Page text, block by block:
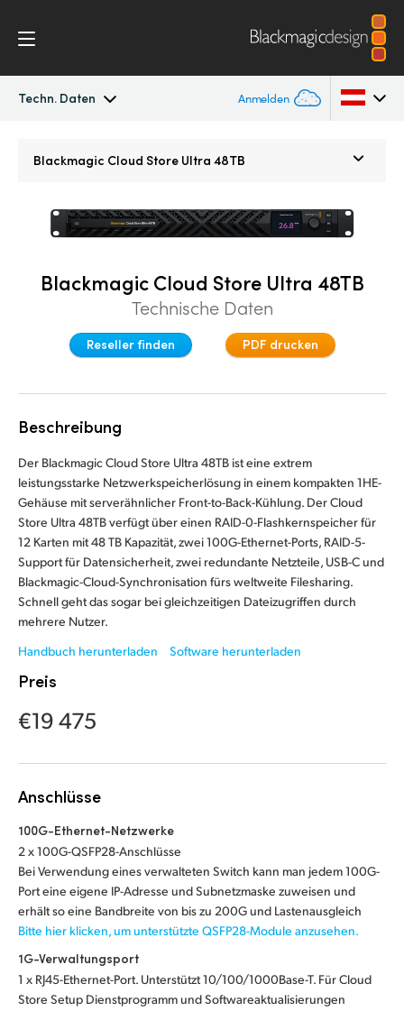
Techn. Daten Anmelden
DaVinci Resolve Replay
Techn. Daten
Austria
China
Finland
France
Germany
Hong Kong SAR, China
India
Italy
Japan
Mexico
New Zealand
Norway
Poland
Portugal
Singapore
Blackmagic Cloud Store Ultra 48TB
Blackmagic Cloud Store Ultra 48TB
Technische Daten
Reseller finden PDF drucken
Beschreibung
Der Blackmagic Cloud Store Ultra 48TB ist eine extrem
leistungsstarke Netzwerkspeicherlösung in einem kompakten 1HE-
Gehäuse mit serverähnlicher Front-to-Back-Kühlung. Der Cloud
Store Ultra 48TB verfügt über einen RAID-0-Flashkernspeicherfür
12 Karten mit 48 TB Kapazität, zwei 100G-Ethernet-Ports, RAID-5-
Supportfür Datensicherheit, zwei redundante Netzteile, USB-C und
Blackmagic-Cloud-Synchronisation fürs weltweite Filesharing.
Schnell geht das sogar bei gleichzeitigen Dateizugriffen durch
mehrere Nutzer.
Handbuch herunterladen
Software herunterladen
Preis
€19 475
Anschlüsse
100G-Ethernet-Netzwerke
2 x 100G-QSFP28-Anschlüsse
Bei Verwendung eines verwalteten Switch kann man jedem 100G-
Port eine eigene IP-Adresse und Subnetzmaske zuweisen und
erhält so eine Bandbreite von bis zu 200G und Lastenausgleich
Bitte hier klicken, um unterstützte QSFP28-Module anzusehen.
1G-Verwaltungsport
1 x RJ45-Ethernet-Port. Unterstützt 10/100/1000Base-T. Für Cloud
Store Setup Dienstprogramm und Softwareaktualisierungen